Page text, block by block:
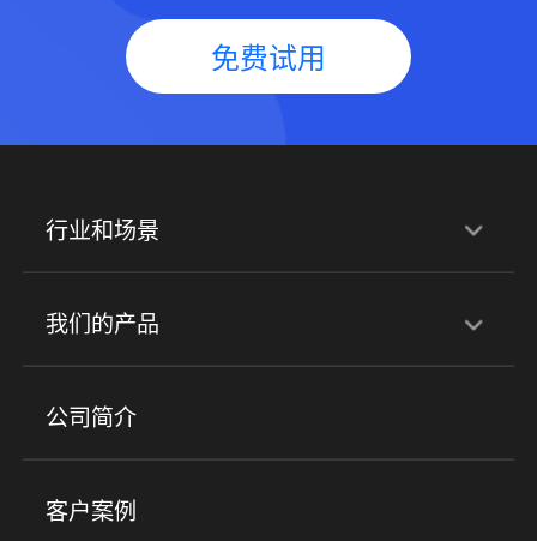
免费试用
行业和场景
行业解决方案
培训机构 职业技能培训 兴趣培训
金融行业
我们的产品
产品
小程序商城 ERP 企微SCRM
社群圈子
公司简介
客户案例